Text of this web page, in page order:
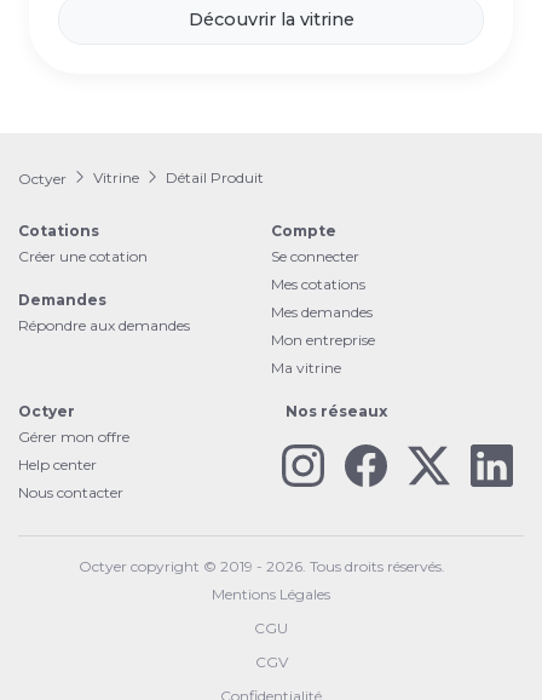
Découvrir la vitrine
Octyer Vitrine Détail Produit
Cotations
Créer une cotation
Demandes
Répondre aux demandes
Compte
Se connecter
Mes cotations
Mes demandes
Mon entreprise
Ma vitrine
Octyer
Gérer mon offre
Help center
Nous contacter
Nos réseaux
Octyer copyright © 2019 - 2026. Tous droits réservés.
Mentions Légales
CGU
CGV
Confidentialité